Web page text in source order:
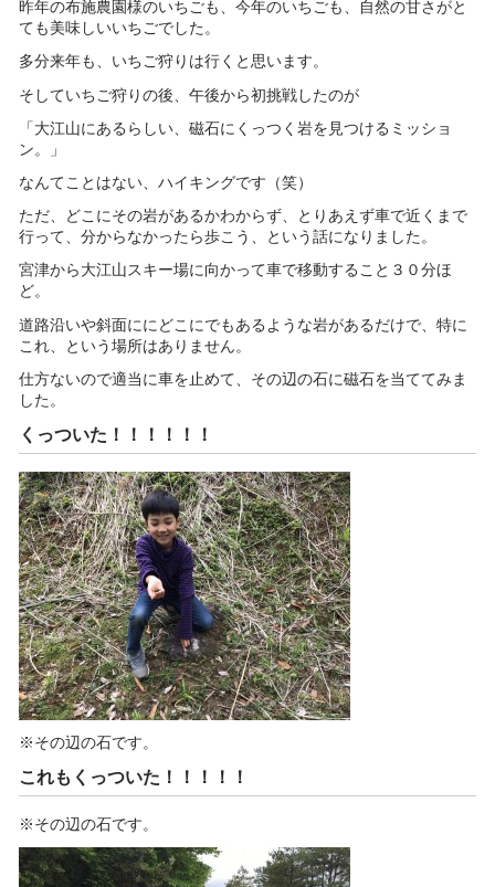
昨年の布施農園様のいちごも、今年のいちごも、自然の甘さがと
ても美味しいいちごでした。
多分来年も、いちご狩りは行くと思います。
そしていちご狩りの後、午後から初挑戦したのが
「大江山にあるらしい、磁石にくっつく岩を見つけるミッショ
ン。」
なんてことはない、ハイキングです（笑）
ただ、どこにその岩があるかわからず、とりあえず車で近くまで
行って、分からなかったら歩こう、という話になりました。
宮津から大江山スキー場に向かって車で移動すること３０分ほ
ど。
道路沿いや斜面ににどこにでもあるような岩があるだけで、特に
これ、という場所はありません。
仕方ないので適当に車を止めて、その辺の石に磁石を当ててみま
した。
くっついた！！！！！！
※その辺の石です。
これもくっついた！！！！！
※その辺の石です。